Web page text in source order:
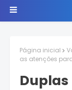
Página inicial
as atenções